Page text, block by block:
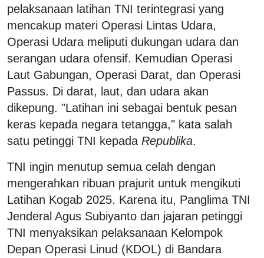
pelaksanaan latihan TNI terintegrasi yang
mencakup materi Operasi Lintas Udara,
Operasi Udara meliputi dukungan udara dan
serangan udara ofensif. Kemudian Operasi
Laut Gabungan, Operasi Darat, dan Operasi
Passus. Di darat, laut, dan udara akan
dikepung. "Latihan ini sebagai bentuk pesan
keras kepada negara tetangga," kata salah
satu petinggi TNI kepada Republika.
TNI ingin menutup semua celah dengan
mengerahkan ribuan prajurit untuk mengikuti
Latihan Kogab 2025. Karena itu, Panglima TNI
Jenderal Agus Subiyanto dan jajaran petinggi
TNI menyaksikan pelaksanaan Kelompok
Depan Operasi Linud (KDOL) di Bandara